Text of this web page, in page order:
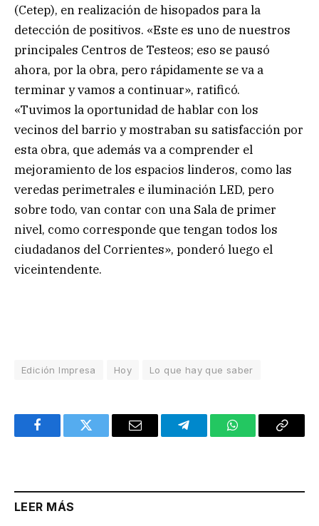
(Cetep), en realización de hisopados para la
detección de positivos. «Este es uno de nuestros
principales Centros de Testeos; eso se pausó
ahora, por la obra, pero rápidamente se va a
terminar y vamos a continuar», ratificó.
«Tuvimos la oportunidad de hablar con los
vecinos del barrio y mostraban su satisfacción por
esta obra, que además va a comprender el
mejoramiento de los espacios linderos, como las
veredas perimetrales e iluminación LED, pero
sobre todo, van contar con una Sala de primer
nivel, como corresponde que tengan todos los
ciudadanos del Corrientes», ponderó luego el
viceintendente.
Edición Impresa Hoy Lo que hay que saber
FacebookTwitter Email TelegramWhatsAppCopy
LEER MÁS